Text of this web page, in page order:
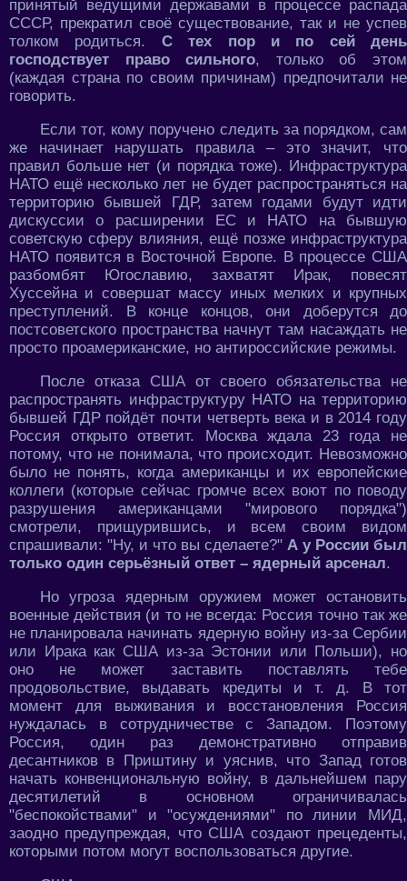
принятый ведущими державами в процессе распада
СССР, прекратил своё существование, так и не успев
толком родиться. С тех пор и по сей день
господствует право сильного, только об этом
(каждая страна по своим причинам) предпочитали не
говорить.
Если тот, кому поручено следить за порядком, сам
же начинает нарушать правила – это значит, что
правил больше нет (и порядка тоже). Инфраструктура
НАТО ещё несколько лет не будет распространяться на
территорию бывшей ГДР, затем годами будут идти
дискуссии о расширении ЕС и НАТО на бывшую
советскую сферу влияния, ещё позже инфраструктура
НАТО появится в Восточной Европе. В процессе США
разбомбят Югославию, захватят Ирак, повесят
Хуссейна и совершат массу иных мелких и крупных
преступлений. В конце концов, они доберутся до
постсоветского пространства начнут там насаждать не
просто проамериканские, но антироссийские режимы.
После отказа США от своего обязательства не
распространять инфраструктуру НАТО на территорию
бывшей ГДР пойдёт почти четверть века и в 2014 году
Россия открыто ответит. Москва ждала 23 года не
потому, что не понимала, что происходит. Невозможно
было не понять, когда американцы и их европейские
коллеги (которые сейчас громче всех воют по поводу
разрушения американцами "мирового порядка")
смотрели, прищурившись, и всем своим видом
спрашивали: "Ну, и что вы сделаете?" А у России был
только один серьёзный ответ – ядерный арсенал.
Но угроза ядерным оружием может остановить
военные действия (и то не всегда: Россия точно так же
не планировала начинать ядерную войну из-за Сербии
или Ирака как США из-за Эстонии или Польши), но
оно не может заставить поставлять тебе
продовольствие, выдавать кредиты и т. д. В тот
момент для выживания и восстановления Россия
нуждалась в сотрудничестве с Западом. Поэтому
Россия, один раз демонстративно отправив
десантников в Приштину и уяснив, что Запад готов
начать конвенциональную войну, в дальнейшем пару
десятилетий в основном ограничивалась
"беспокойствами" и "осуждениями" по линии МИД,
заодно предупреждая, что США создают прецеденты,
которыми потом могут воспользоваться другие.